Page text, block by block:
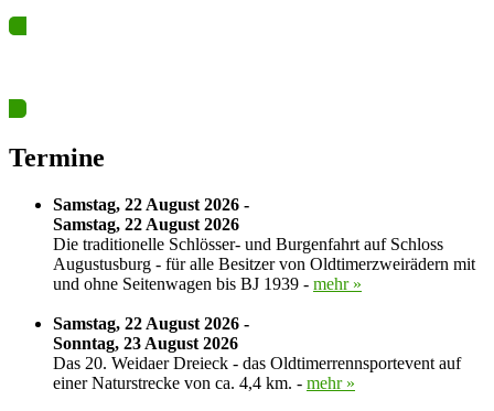
Termine
Samstag, 22 August 2026 -
Samstag, 22 August 2026
Die traditionelle Schlösser- und Burgenfahrt auf Schloss
Augustusburg - für alle Besitzer von Oldtimerzweirädern mit
und ohne Seitenwagen bis BJ 1939 - mehr »
Samstag, 22 August 2026 -
Sonntag, 23 August 2026
Das 20. Weidaer Dreieck - das Oldtimerrennsportevent auf
einer Naturstrecke von ca. 4,4 km. - mehr »